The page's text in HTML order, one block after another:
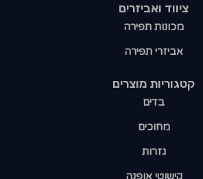
קטגוריות מוצרים​
בדים
מחוכים
גזרות
קישוטי אופנה
ציווד ואביזרים
מכונות תפירה
אביזרי תפירה